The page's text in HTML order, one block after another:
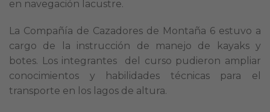
en navegación lacustre.
La Compañía de Cazadores de Montaña 6 estuvo a
cargo de la instrucción de manejo de kayaks y
botes. Los integrantes del curso pudieron ampliar
conocimientos y habilidades técnicas para el
transporte en los lagos de altura.